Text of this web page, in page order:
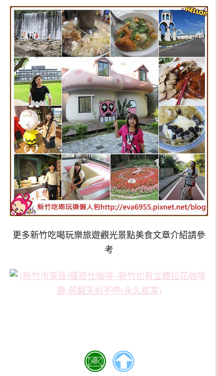
更多新竹吃喝玩樂旅遊觀光景點美食文章介紹請參
考